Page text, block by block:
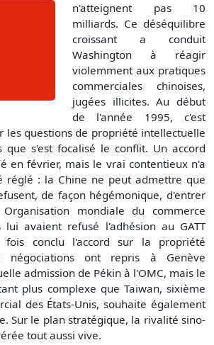
n'atteignent pas 10
milliards. Ce déséquilibre
croissant a conduit
Washington à réagir
violemment aux pratiques
commerciales chinoises,
jugées illicites. Au début
de l'année 1995, c'est
les questions de propriété intellectuelle
que s'est focalisé le conflit. Un accord
en février, mais le vrai contentieux n'a
réglé : la Chine ne peut admettre que
de façon hégémonique, d'entrer
mondiale du commerce
lui avaient refusé l'adhésion au GATT
conclu l'accord sur la propriété
négociations ont repris à Genève
admission de Pékin à l'OMC, mais le
plus complexe que Taiwan, sixième
des États-Unis, souhaite également
Sur le plan stratégique, la rivalité sino-
tout aussi vive.